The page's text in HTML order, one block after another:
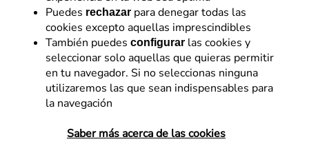
Puedes rechazar para denegar todas las
cookies excepto aquellas imprescindibles
También puedes configurar las cookies y
seleccionar solo aquellas que quieras permitir
en tu navegador. Si no seleccionas ninguna
utilizaremos las que sean indispensables para
la navegación
Saber más acerca de las cookies
Desarrollo
Bug en Google Chrome v44
con WordPress y
WooCommerce. Tutorial
sobre cómo arreglarlo.